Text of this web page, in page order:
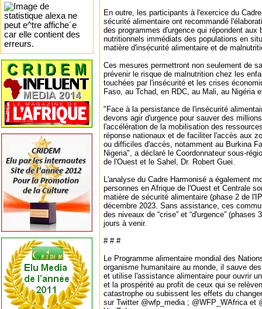
En outre, les participants à l'exercice du
sécurité alimentaire ont recommandé
des programmes d'urgence qui répondent aux
nutritionnels immédiats des populations en
matière d'insécurité alimentaire et de
Ces mesures permettront non seulement de
prévenir le risque de malnutrition chez les
touchées par l'insécurité et les crises
Faso, au Tchad, en RDC, au Mali, au Nigéria
"Face à la persistance de l'insécurité
devons agir d'urgence pour sauver des
l'accélération de la mobilisation des
réponse nationaux et de faciliter l'accès aux
ou difficiles d'accès, notamment au Burkina
Nigeria", a déclaré le Coordonnateur sous-
de l'Ouest et le Sahel, Dr. Robert Guei.
L'analyse du Cadre Harmonisé a également
personnes en Afrique de l'Ouest et Centrale
matière de sécurité alimentaire (phase 2 de
décembre 2023. Sans assistance, ces
des niveaux de “crise” et “d'urgence”
jours à venir.
# # #
Le Programme alimentaire mondial des
organisme humanitaire au monde, il sauve
et utilise l'assistance alimentaire pour ouvrir
et la prospérité au profit de ceux qui se
catastrophe ou subissent les effets du
sur Twitter @wfp_media ; @WFP_WAfrica et